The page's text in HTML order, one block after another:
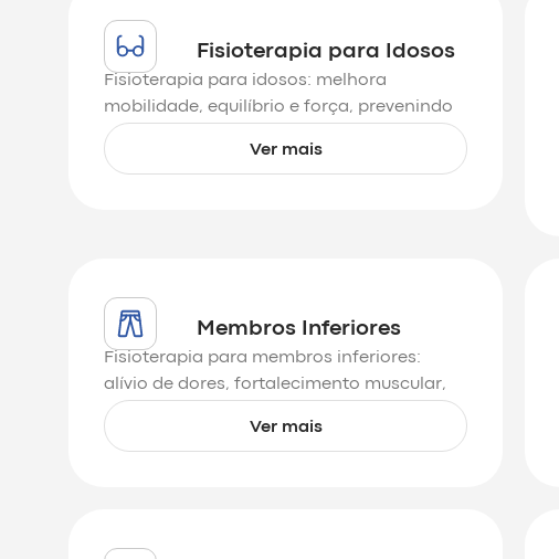
Fisioterapia para Idosos
Fisioterapia para idosos: melhora
mobilidade, equilíbrio e força, prevenindo
quedas e promovendo saúde e qualidade
de vida.
Ver mais
Membros Inferiores
Fisioterapia para membros inferiores:
alívio de dores, fortalecimento muscular,
reabilitação e prevenção para melhor
mobilidade e qualidade de vida.
Ver mais